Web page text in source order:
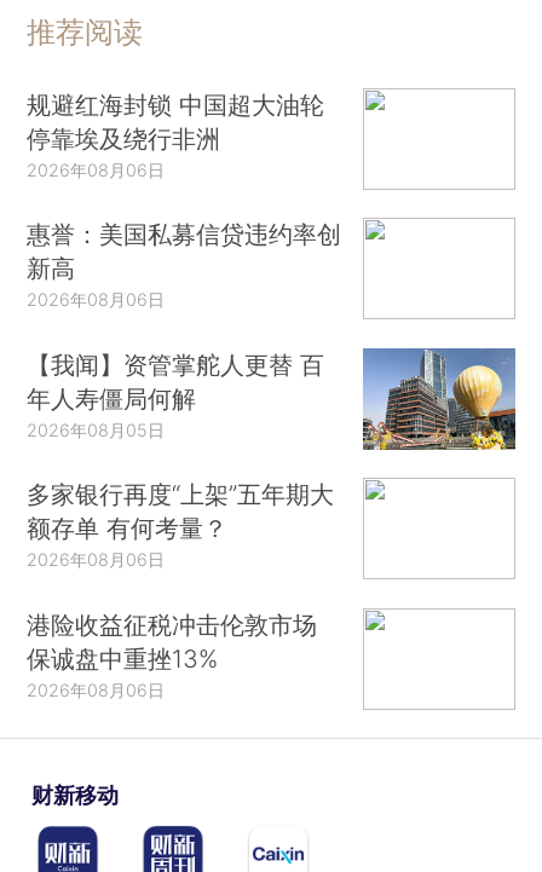
推荐阅读
规避红海封锁 中国超大油轮
停靠埃及绕行非洲
2026年08月06日
惠誉：美国私募信贷违约率创
新高
2026年08月06日
【我闻】资管掌舵人更替 百
年人寿僵局何解
2026年08月05日
多家银行再度“上架”五年期大
额存单 有何考量？
2026年08月06日
港险收益征税冲击伦敦市场
保诚盘中重挫13%
2026年08月06日
财新移动